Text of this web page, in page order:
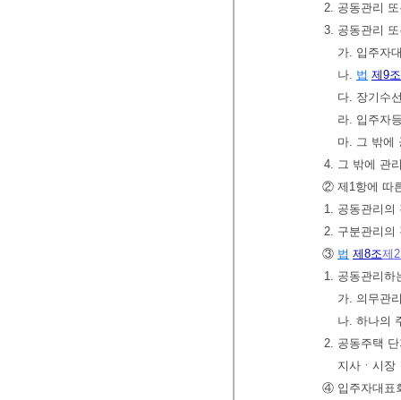
2. 공동관리
3. 공동관리
가. 입주자
나. 법 제9조
다. 장기수
라. 입주자
마. 그 밖에
4. 그 밖에 관
② 제1항에 따
1. 공동관리의
2. 구분관리의
③ 법 제8조제
1. 공동관리하
가. 의무관
나. 하나의
2. 공동주택
지사ㆍ시장
④ 입주자대표